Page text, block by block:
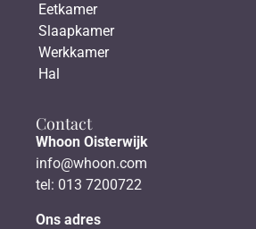
Eetkamer
Slaapkamer
Werkkamer
Hal
Contact
Whoon Oisterwijk
info@whoon.com
tel: 013 7200722
Ons adres